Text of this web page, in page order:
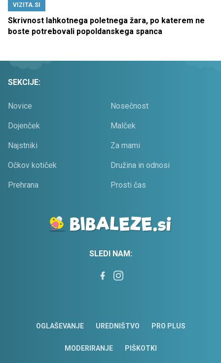
VIZITA.SI
Skrivnost lahkotnega poletnega žara, po katerem ne
boste potrebovali popoldanskega spanca
SEKCIJE:
Novice Nosečnost
Dojenček Malček
Najstniki Za mami
Očkov kotiček Družina in odnosi
Prehrana Prosti čas
SLEDI NAM:
OGLAŠEVANJE UREDNIŠTVO PRO PLUS
MODERIRANJE PIŠKOTKI